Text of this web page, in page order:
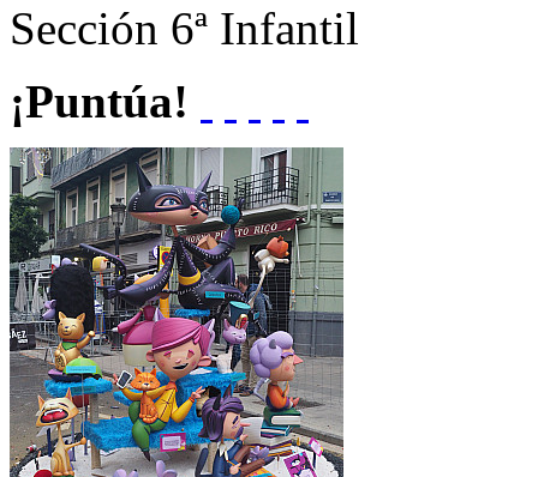
Sección 6ª Infantil
¡Puntúa!